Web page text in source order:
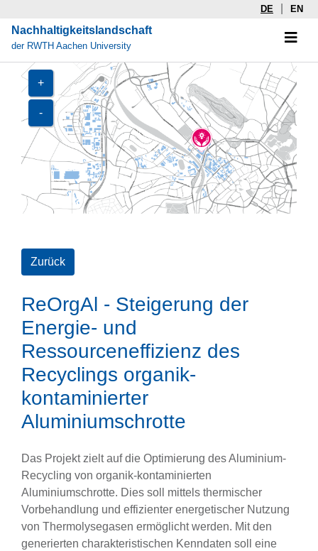
DE EN
Nachhaltigkeitslandschaft
der RWTH Aachen University
+
-
Zurück
ReOrgAl - Steigerung der
Energie- und
Ressourceneffizienz des
Recyclings organik-
kontaminierter
Aluminiumschrotte
Das Projekt zielt auf die Optimierung des Aluminium-
Recycling von organik-kontaminierten
Aluminiumschrotte. Dies soll mittels thermischer
Vorbehandlung und effizienter energetischer Nutzung
von Thermolysegasen ermöglicht werden. Mit den
generierten charakteristischen Kenndaten soll eine